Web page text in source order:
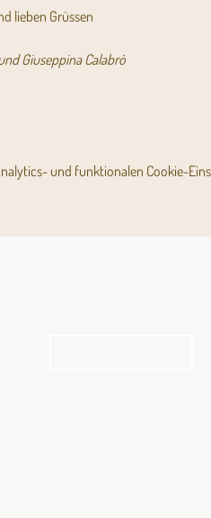
lieben Grüssen
Giuseppina Calabrò
und funktionalen Cookie-